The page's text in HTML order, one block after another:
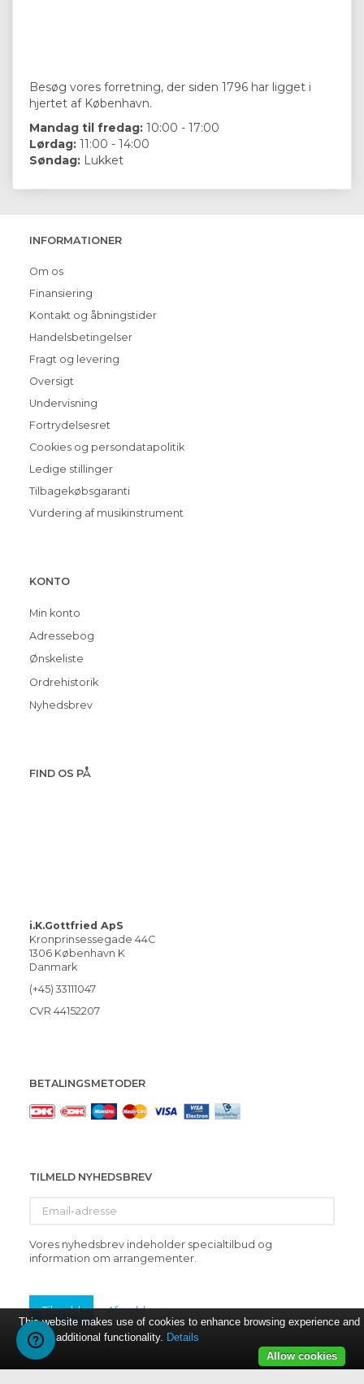
Besøg vores forretning, der siden 1796 har ligget i
hjertet af København.
Mandag til fredag: 10:00 - 17:00
Lørdag: 11:00 - 14:00
Søndag: Lukket
INFORMATIONER
Om os
Finansiering
Kontakt og åbningstider
Handelsbetingelser
Fragt og levering
Oversigt
Undervisning
Fortrydelsesret
Cookies og persondatapolitik
Ledige stillinger
Tilbagekøbsgaranti
Vurdering af musikinstrument
KONTO
Min konto
Adressebog
Ønskeliste
Ordrehistorik
Nyhedsbrev
FIND OS PÅ
i.K.Gottfried ApS
Kronprinsessegade 44C
1306 København K
Danmark
(+45) 33111047
CVR 44152207
BETALINGSMETODER
TILMELD NYHEDSBREV
adresse
Vores nyhedsbrev indeholder specialtilbud og
information om arrangementer.
Tilmeld Afmeld
This website makes use of cookies to enhance browsing experience and
provide additional functionality. Details
Allow cookies